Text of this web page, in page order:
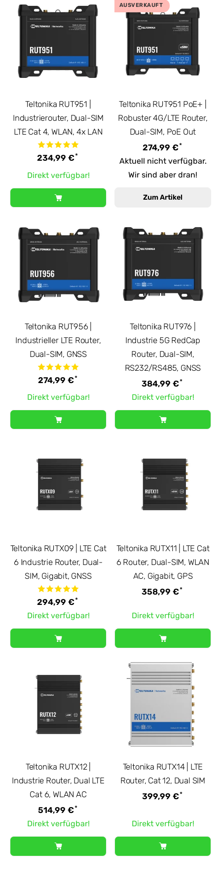
Teltonika RUT951 |
Industrierouter, Dual-SIM
LTE Cat 4, WLAN, 4x LAN
234,99 €*
Direkt verfügbar!
AUSVERKAUFT
Teltonika RUT951 PoE+ |
Robuster 4G/LTE Router,
Dual-SIM, PoE Out
274,99 €*
Aktuell nicht verfügbar.
Wir sind aber dran!
Zum Artikel
Teltonika RUT956 |
Industrieller LTE Router,
Dual-SIM, GNSS
274,99 €*
Direkt verfügbar!
Teltonika RUT976 |
Industrie 5G RedCap
Router, Dual-SIM,
RS232/RS485, GNSS
384,99 €*
Direkt verfügbar!
Teltonika RUTX09 | LTE Cat
6 Industrie Router, Dual-
SIM, Gigabit, GNSS
294,99 €*
Direkt verfügbar!
Teltonika RUTX11 | LTE Cat
6 Router, Dual-SIM, WLAN
AC, Gigabit, GPS
358,99 €*
Direkt verfügbar!
Teltonika RUTX12 |
Industrie Router, Dual LTE
Cat 6, WLAN AC
514,99 €*
Direkt verfügbar!
Teltonika RUTX14 | LTE
Router, Cat 12, Dual SIM
399,99 €*
Direkt verfügbar!